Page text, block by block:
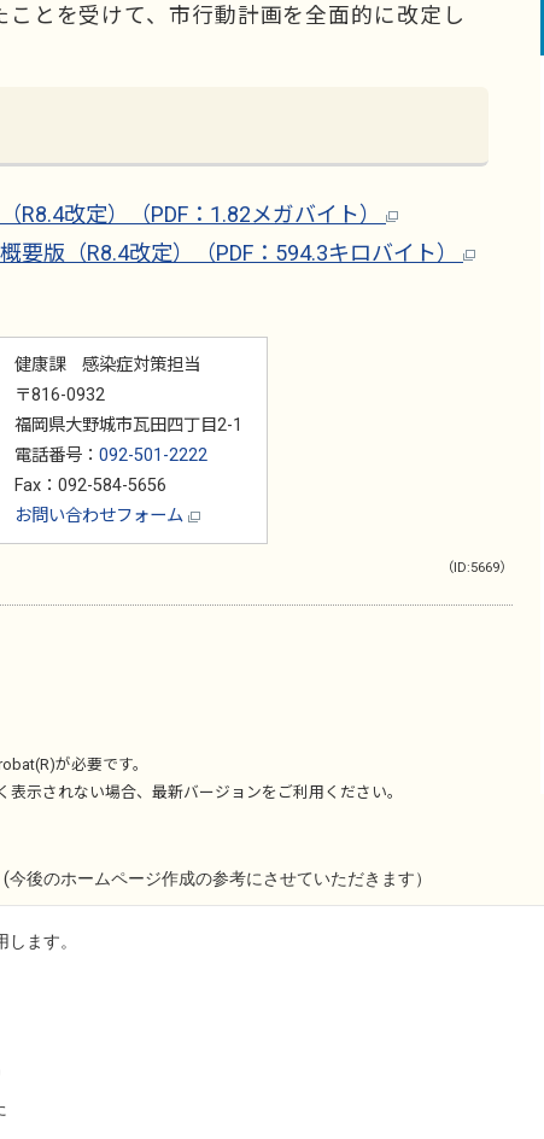
とを受けて、市行動計画を全面的に改定し
改定）（PDF：1.82メガバイト）
版（R8.4改定）（PDF：594.3キロバイト）
健康課 感染症対策担当
〒816-0932
福岡県大野城市瓦田四丁目2-1
電話番号： 092-501-2222
Fax：092-584-5656
お問い合わせフォーム
（ID:5669）
が必要です。
表示されない場合、最新バージョンをご利用ください。